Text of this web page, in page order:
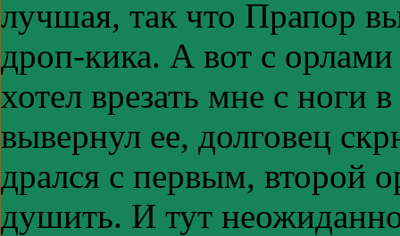
лучшая, так что Прапор
дроп-кика. А вот с
хотел врезать мне с ноги
вывернул ее, долговец
дрался с первым, второй
душить. И тут